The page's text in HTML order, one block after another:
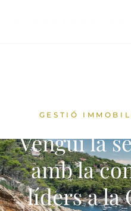
GESTIÓ
Vengui la
amb la
líders a la